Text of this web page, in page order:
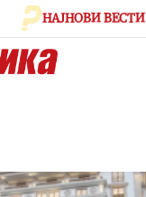
НАЈНОВИ ВЕСТИ